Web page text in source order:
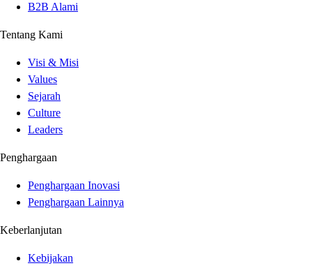
B2B Alami
Tentang Kami
Visi & Misi
Values
Sejarah
Culture
Leaders
Penghargaan
Penghargaan Inovasi
Penghargaan Lainnya
Keberlanjutan
Kebijakan